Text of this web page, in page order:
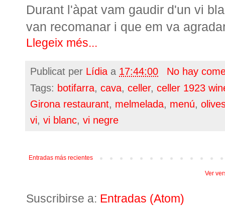
Durant l'àpat vam gaudir d'un vi
van recomanar i que em va
Llegeix més...
Publicat per Lídia a 17:44:00
No hay
Tags: botifarra, cava, celler, celler 1923
Girona restaurant, melmelada, menú,
vi, vi blanc, vi negre
Entradas más recientes
Ver
Suscribirse a: Entradas (Atom)